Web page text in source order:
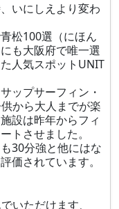
いにしえより変わ
松100選（にほん
も大阪府で唯一選
人気スポットUNIT
ップサーフィン・
から大人までが楽
設は昨年からフィ
トさせました。
30分強と他にはな
価されています。
いただけます、